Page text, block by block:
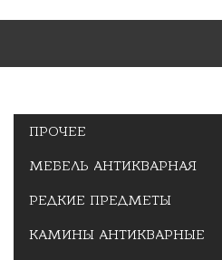
ПРОЧЕЕ
МЕБЕЛЬ АНТИКВАРНАЯ
РЕДКИЕ ПРЕДМЕТЫ
КАМИНЫ АНТИКВАРНЫЕ